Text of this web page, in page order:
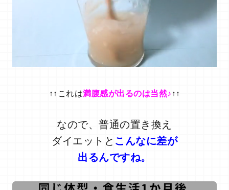
↑↑これは満腹感が出るのは当然♪ ↑↑
なので、普通の置き換え
ダイエットと こんなに差が
出るんですね。